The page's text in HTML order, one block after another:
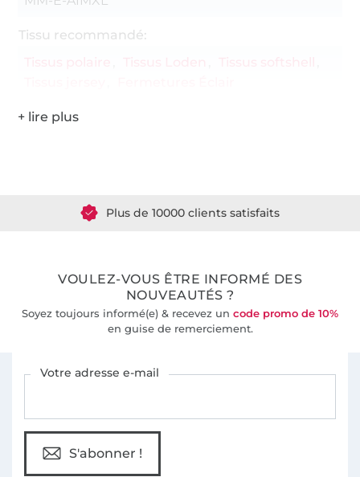
Tissu recommandé:
Plus de 10000 clients satisfaits
VOULEZ-VOUS ÊTRE INFORMÉ DES
NOUVEAUTÉS ?
Soyez toujours informé(e) & recevez un code promo de 10%
en guise de remerciement.
Votre adresse e-mail
S'abonner !